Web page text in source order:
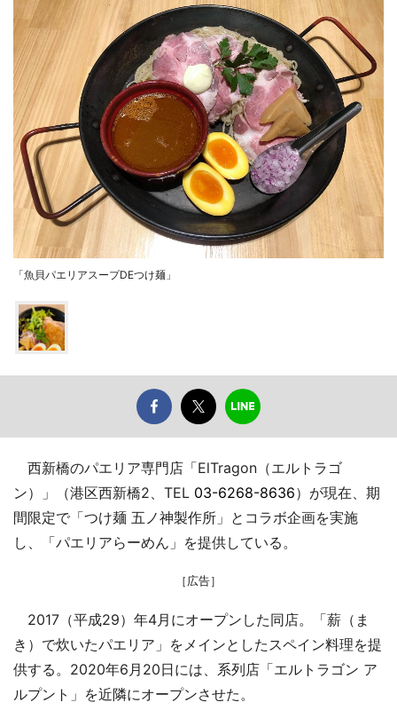
「魚貝パエリアスープDEつけ麺」
西新橋のパエリア専門店「ElTragon（エルトラゴ
ン）」（港区西新橋2、TEL 03-6268-8636）が現在、期
間限定で「つけ麺 五ノ神製作所」とコラボ企画を実施
し、「パエリアらーめん」を提供している。
［広告］
2017（平成29）年4月にオープンした同店。「薪（ま
き）で炊いたパエリア」をメインとしたスペイン料理を提
供する。2020年6月20日には、系列店「エルトラゴン ア
ルプント」を近隣にオープンさせた。